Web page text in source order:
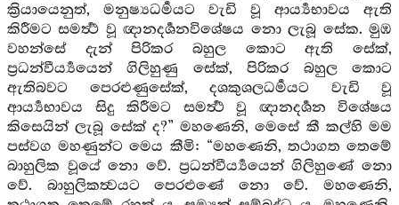
ක්‍රියායෙනුත්, මනුෂ්‍යධර්‍මයට වැඩි වූ ආර්‍ය්‍යභාවය ඇති
කිරීමට සමර්‍ත්‍ථ වූ ඥානදර්‍ශනවිශේෂය නො ලැබූ සේක. මුඹ
වහන්සේ දැන් පිරිකර බහුල කොට ඇති සේක්,
ප්‍රධන්වීර්‍ය්‍යයෙන් ගිලිහුණු සේක්, පිරිකර බහුල කොට
ඇතිබවට පෙරළුණුසේක්, දශකුශලධර්‍මයට වැඩි වූ
ආර්‍ය්‍යභාවය සිදු කිරීමට සමර්‍ත්‍ථ වූ ඥානදර්‍ශන විශේෂය
කිසෙයින් ලැබූ සේක් ද?” මහණෙනි, මෙසේ කී කල්හි මම
පස්වග මහණුන්ට මෙය කීමි: “මහණෙනි, තථාගත තෙමේ
බාහුලික වූයේ නො වේ. ප්‍රධන්වීර්‍ය්‍යයෙන් ගිලිහුණේ නො
වේ. බාහුලිකත්‍වයට පෙරළුණේ නො වේ. මහණෙනි,